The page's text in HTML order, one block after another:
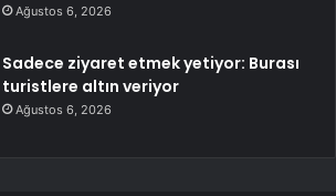
Ağustos 6, 2026
Sadece ziyaret etmek yetiyor: Burası
turistlere altın veriyor
Ağustos 6, 2026